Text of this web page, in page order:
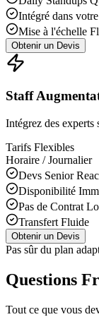
Intégré dans
Mise à l'échelle
Obtenir un Devis
Staff
Intégrez des
Tarifs Flexibles
Horaire / Journalier
Devs Senior
Disponibilité
Pas de Contrat
Transfert Fluide
Obtenir un Devis
Pas sûr du plan
Questions
Tout ce que vous